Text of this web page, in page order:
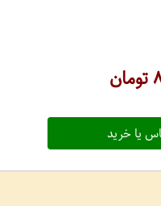
تومان
یا خرید